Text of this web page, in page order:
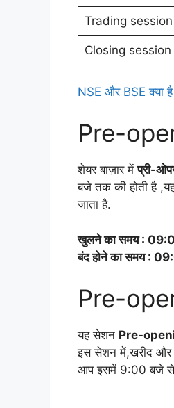
Trading session
Closing session
NSE और BSE क्या
Pre-
शेयर बाज़ार मेंप्री-
बजे तक की होती है
जाता है.
खुलने का समय :
बंद होने का समय :
Pre-
यह सेशन Pre-
इस सेशन में,खरीद और
आप इसमें 9:00 बजे से